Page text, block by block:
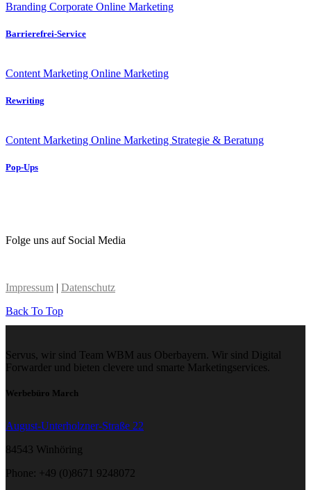
Branding Corporate Online Marketing
Barrierefrei-Service
Content Marketing Online Marketing
Rewriting
Content Marketing Online Marketing Strategie & Beratung
Pop-Ups
Folge uns auf Social Media
Impressum | Datenschutz
Back To Top
Servus, wir sind Team WBM aus Oberbayern. Wir sind Digital
Forwarder und bieten clevere und smarte Marketingservices.
Werbebüro March
August-Unterholzner-Straße 22
84543 Winhöring
Phone: +49 (0)8671 9248072